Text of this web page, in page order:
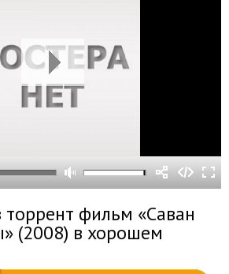
торрент фильм «Саван
(2008) в хорошем